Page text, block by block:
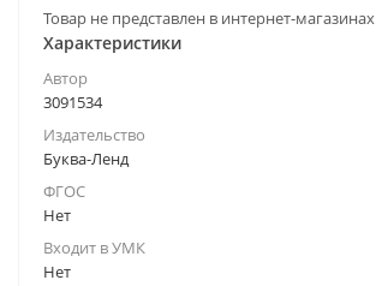
Товар не представлен в интернет-магазинах
Характеристики
Автор
3091534
Издательство
Буква-Ленд
ФГОС
Нет
Входит в УМК
Нет